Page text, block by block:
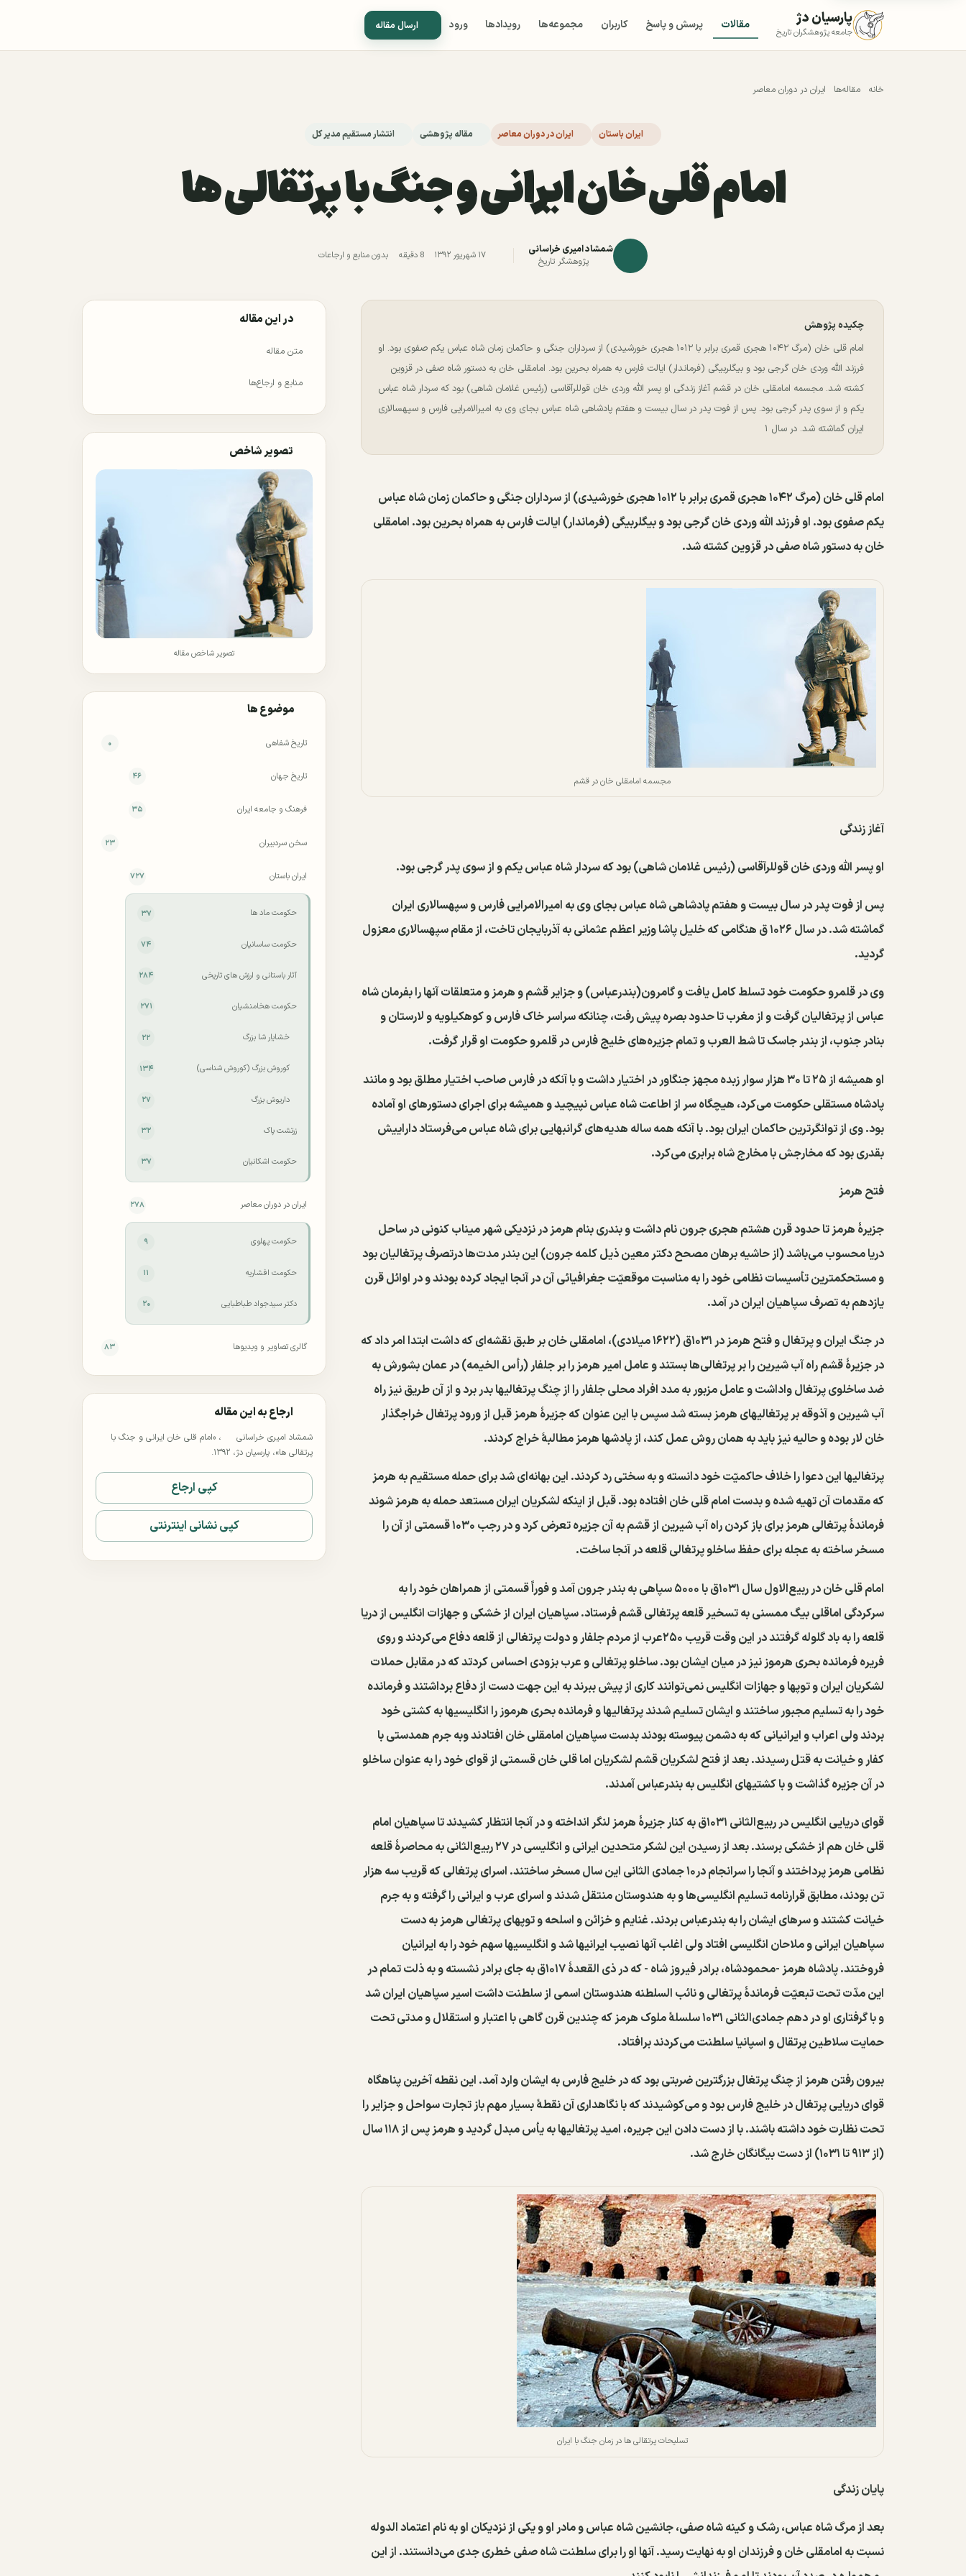
پارسیان دژ
جامعه پژوهشگران تاریخ مقالات پرسش و پاسخ کاربران مجموعه‌ها رویدادها ورود ارسال مقاله
خانه مقاله‌ها ایران در دوران معاصر
ایران باستان ایران در دوران معاصر مقاله پژوهشی انتشار مستقیم مدیر کل
امام قلی خان ایرانی و جنگ با پرتقالی ها
شمشاد امیری خراسانی
پژوهشگر تاریخ
۱۷ شهریور ۱۳۹۲ 8 دقیقه بدون منابع و ارجاعات
چکیده پژوهش
امام قلی خان (مرگ ۱۰۴۲ هجری قمری برابر با ۱۰۱۲ هجری خورشیدی) از سرداران جنگی و حاکمان زمان شاه عباس یکم صفوی بود. او
فرزند الله وردی خان گرجی بود و بیگلربیگی (فرماندار) ایالت فارس به همراه بحرین بود. امامقلی خان به دستور شاه صفی در قزوین
کشته شد. مجسمه امامقلی خان در قشم آغاز زندگی او پسر اللّه وردی خان قوللرآقاسی (رئیس غلامان شاهی) بود که سردار شاه عباس
یکم و از سوی پدر گرجی بود. پس از فوت پدر در سال بیست و هفتم پادشاهی شاه عباس بجای وی به امیرالامرایی فارس و سپهسالاری
ایران گماشته شد. در سال ۱
امام قلی خان (مرگ ۱۰۴۲ هجری قمری برابر با ۱۰۱۲ هجری خورشیدی) از سرداران جنگی و حاکمان زمان شاه عباس
یکم صفوی بود. او فرزند الله وردی خان گرجی بود و بیگلربیگی (فرماندار) ایالت فارس به همراه بحرین بود. امامقلی
خان به دستور شاه صفی در قزوین کشته شد.
مجسمه امامقلی خان در قشم
آغاز زندگی
او پسر اللّه وردی خان قوللرآقاسی (رئیس غلامان شاهی) بود که سردار شاه عباس یکم و از سوی پدر گرجی بود.
پس از فوت پدر در سال بیست و هفتم پادشاهی شاه عباس بجای وی به امیرالامرایی فارس و سپهسالاری ایران
گماشته شد. در سال ۱۰۲۶ ق هنگامی که خلیل پاشا وزیر اعظم عثمانی به آذربایجان تاخت، از مقام سپهسالاری معزول
گردید.
وی در قلمرو حکومت خود تسلط کامل یافت و گامرون(بندرعباس) و جزایر قشم و هرمز و متعلقات آنها را بفرمان شاه
عباس از پرتغالیان گرفت و از مغرب تا حدود بصره پیش رفت، چنانکه سراسر خاک فارس و کوهکیلویه و لارستان و
بنادر جنوب، از بندر جاسک تا شط العرب و تمام جزیره‌های خلیج فارس در قلمرو حکومت او قرار گرفت.
او همیشه از ۲۵ تا ۳۰ هزار سوار زبده مجهز جنگاور در اختیار داشت و با آنکه در فارس صاحب اختیار مطلق بود و مانند
پادشاه مستقلی حکومت می‌کرد، هیچگاه سر از اطاعت شاه عباس نپیچید و همیشه برای اجرای دستورهای او آماده
بود. وی از توانگرترین حاکمان ایران بود. با آنکه همه ساله هدیه‌های گرانبهایی برای شاه عباس می‌فرستاد داراییش
بقدری بود که مخارجش با مخارج شاه برابری می‌کرد.
فتح هرمز
جزیرهٔ هرمز تا حدود قرن هشتم هجری جرون نام داشت و بندری بنام هرمز در نزدیکی شهر میناب کنونی در ساحل
دریا محسوب می‌باشد (از حاشیه برهان مصحح دکتر معین ذیل کلمه جرون) این بندر مدت‌ها درتصرف پرتغالیان بود
و مستحکمترین تأسیسات نظامی خود را به مناسبت موقعیّت جغرافیائی آن در آنجا ایجاد کرده بودند و در اوائل قرن
یازدهم به تصرف سپاهیان ایران در آمد.
در جنگ ایران و پرتغال و فتح هرمز در ۱۰۳۱ق (۱۶۲۲ میلادی)، امامقلی خان بر طبق نقشه‌ای که داشت ابتدا امر داد که
در جزیرهٔ قشم راه آب شیرین را بر پرتغالی‌ها بستند و عامل امیر هرمز را بر جلفار (رأس الخیمه) در عمان بشورش به
ضد ساخلوی پرتغال واداشت و عامل مزبور به مدد افراد محلی جلفار را از چنگ پرتغالیها بدر برد و از آن طریق نیز راه
آب شیرین و آذوقه بر پرتغالیهای هرمز بسته شد سپس با این عنوان که جزیرهٔ هرمز قبل از ورود پرتغال خراجگذار
خان لار بوده و حالیه نیز باید به همان روش عمل کند، از پادشها هرمز مطالبهٔ خراج کردند.
پرتغالیها این دعوا را خلاف حاکمیّت خود دانسته و به سختی رد کردند. این بهانه‌ای شد برای حمله مستقیم به هرمز
که مقدمات آن تهیه شده و بدست امام قلی خان افتاده بود. قبل از اینکه لشکریان ایران مستعد حمله به هرمز شوند
فرماندهٔ پرتغالی هرمز برای باز کردن راه آب شیرین از قشم به آن جزیره تعرض کرد و در رجب ۱۰۳۰ قسمتی از آن را
مسخر ساخته به عجله برای حفظ ساخلو پرتغالی قلعه در آنجا ساخت.
امام قلی خان در ربیع‌الاول سال ۱۰۳۱ق با ۵۰۰۰ سپاهی به بندر جرون آمد و فوراً قسمتی از همراهان خود را به
سرکردگی اماقلی بیگ ممسنی به تسخیر قلعه پرتغالی قشم فرستاد. سپاهیان ایران از خشکی و جهازات انگلیس از دریا
قلعه را به باد گلوله گرفتند در این وقت قریب ۲۵۰عرب از مردم جلفار و دولت پرتغالی از قلعه دفاع می‌کردند و روی
فریره فرمانده بحری هرموز نیز در میان ایشان بود. ساخلو پرتغالی و عرب بزودی احساس کردتد که در مقابل حملات
لشکریان ایران و توپها و جهازات انگلیس نمی‌توانند کاری از پیش ببرند به این جهت دست از دفاع برداشتند و فرمانده
خود را به تسلیم مجبور ساختند و ایشان تسلیم شدند پرتغالیها و فرمانده بحری هرموز را انگلیسیها به کشتی خود
بردند ولی اعراب و ایرانیانی که به دشمن پیوسته بودند بدست سپاهیان امامقلی خان افتادند وبه جرم همدستی با
کفار و خیانت به قتل رسیدند. بعد از فتح لشکریان قشم لشکریان اما قلی خان قسمتی از قوای خود را به عنوان ساخلو
در آن جزیره گذاشت و با کشتیهای انگلیس به بندرعباس آمدند.
قوای دریایی انگلیس در ربیع‌الثانی ۱۰۳۱ق به کنار جزیرهٔ هرمز لنگر انداخته و در آنجا انتظار کشیدند تا سپاهیان امام
قلی خان هم از خشکی برسند. بعد از رسیدن این لشکر متحدین ایرانی و انگلیسی در ۲۷ ربیع‌الثانی به محاصرهٔ قلعه
نظامی هرمز پرداختند و آنجا را سرانجام در۱۰ جمادی الثانی این سال مسخر ساختند. اسرای پرتغالی که قریب سه هزار
تن بودند، مطابق قرارنامه تسلیم انگلیسی‌ها و به هندوستان منتقل شدند و اسرای عرب و ایرانی را گرفته و به جرم
خیانت کشتند و سرهای ایشان را به بندرعباس بردند. غنایم و خزائن و اسلحه و توپهای پرتغالی هرمز به دست
سپاهیان ایرانی و ملاحان انگلیسی افتاد ولی اغلب آنها نصیب ایرانیها شد و انگلیسیها سهم خود را به ایرانیان
فروختند. پادشاه هرمز -محمودشاه، برادر فیروز شاه - که در ذی القعدهٔ ۱۰۱۷ق به جای برادر نشسته و به ذلت تمام در
این مدّت تحت تبعیّت فرماندهٔ پرتغالی و نائب السلطنه هندوستان اسمی از سلطنت داشت اسیر سپاهیان ایران شد
و با گرفتاری او در دهم جمادی‌الثانی ۱۰۳۱ سلسلهٔ ملوک هرمز که چندین قرن گاهی با اعتبار و استقلال و مدتی تحت
حمایت سلاطین پرتقال و اسپانیا سلطنت می‌کردند برافتاد.
بیرون رفتن هرمز از چنگ پرتغال بزرگترین ضربتی بود که در خلیج فارس به ایشان وارد آمد. این نقطه آخرین پناهگاه
قوای دریایی پرتغال در خلیج فارس بود و می‌کوشیدند که با نگاهداری آن نقطهٔ بسیار مهم باز تجارت سواحل و جزایر را
تحت نظارت خود داشته باشند. با از دست دادن این جریره، امید پرتغالیها به یأس مبدل گردید و هرمز پس از ۱۱۸ سال
(از ۹۱۳ تا ۱۰۳۱) از دست بیگانگان خارج شد.
تسلیحات پرتقالی ها در زمان جنگ با ایران
پایان زندگی
بعد از مرگ شاه عباس، رشک و کینه شاه صفی، جانشین شاه عباس و مادر او و یکی از نزدیکان او به نام اعتماد الدوله
نسبت به امامقلی خان و فرزندان او به نهایت رسید. آنها او را برای سلطنت شاه صفی خطری جدی می‌دانستند. از این
در این مقاله
متن مقاله
منابع و ارجاع‌ها
تصویر شاخص
تصویر شاخص مقاله
موضوع ها
تاریخ شفاهی ۰
تاریخ جهان ۴۶
فرهنگ و جامعه ایران ۳۵
سخن سردبیران ۲۳
ایران باستان ۷۲۷
حکومت ماد ها ۳۷
حکومت ساسانیان ۷۴
آثار باستانی و ارزش های تاریخی ۲۸۴
حکومت هخامنشیان ۲۷۱
خشایار شا بزرگ ۲۲
کوروش بزرگ (کوروش شناسی) ۱۳۴
داریوش بزرگ ۲۷
زرتشت پاک ۳۲
حکومت اشکانیان ۳۷
ایران در دوران معاصر ۲۷۸
حکومت پهلوی ۹
حکومت افشاریه ۱۱
دکتر سید‌جواد طباطبایی ۲۰
گالری تصاویر و ویدیوها ۸۳
ارجاع به این مقاله
شمشاد امیری خراسانی
، «امام قلی خان ایرانی و جنگ با
پرتقالی ها»، پارسیان دژ، ۱۳۹۲.
کپی ارجاع
کپی نشانی اینترنتی